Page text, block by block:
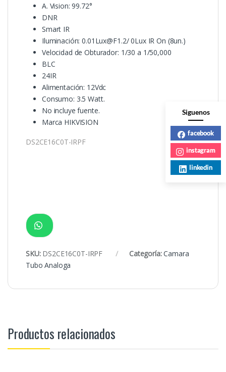
A. Vision: 99.72°
DNR
Smart IR
Iluminación: 0.01Lux@F1.2/ 0Lux IR On (8un.)
Velocidad de Obturador: 1/30 a 1/50,000
BLC
24IR
Alimentación: 12Vdc
Consumo: 3.5 Watt.
No incluye fuente.
Marca HIKVISION
DS2CE16C0T-IRPF
SKU: DS2CE16C0T-IRPF Categoría:Camara
Tubo Analoga
Productos relacionados
Siguenos
facebook
instagram
linkedin